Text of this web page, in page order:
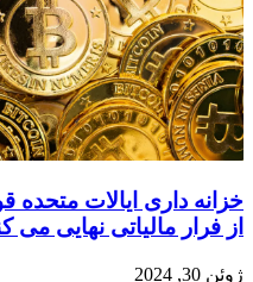
خزانه داری ایالات متحده
از فرار مالیاتی نهایی می
ژوئن 30, 2024